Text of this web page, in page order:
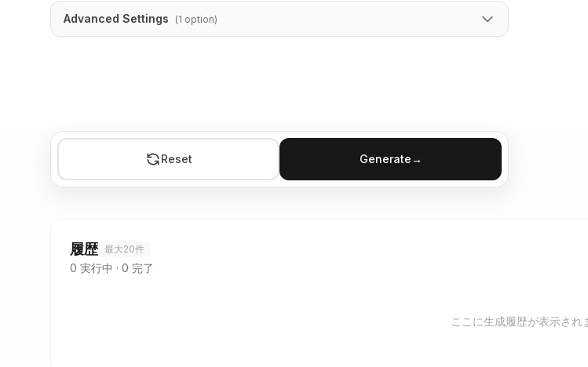
Advanced Settings (1 option)
Reset Generate→
履歴 最大20件
0 実行中 · 0 完了
ここに生成履歴が表示され